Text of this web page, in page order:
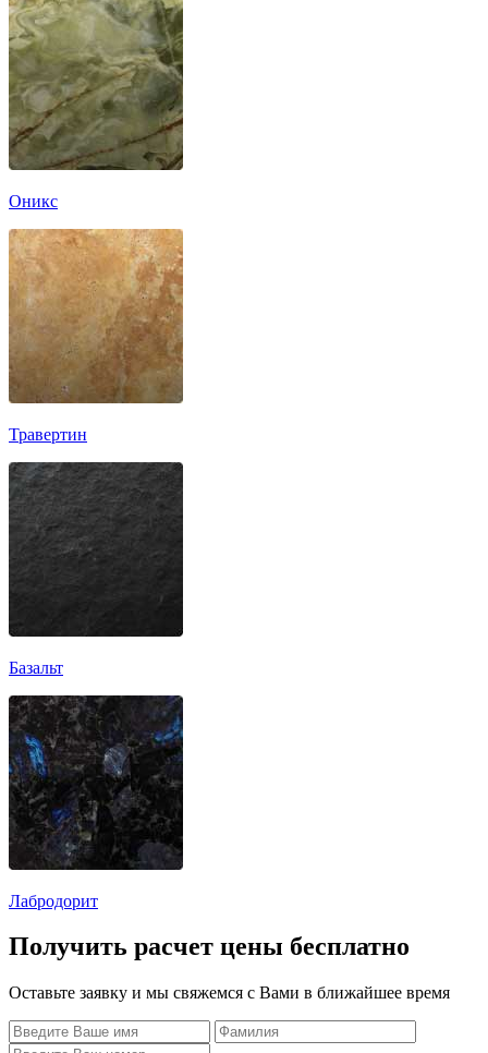
Оникс
Травертин
Базальт
Лабродорит
Получить расчет цены бесплатно
Оставьте заявку и мы свяжемся с Вами в ближайшее время